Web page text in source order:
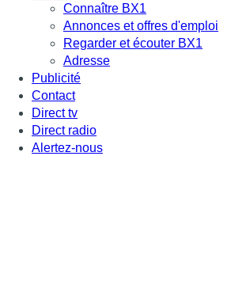
Connaître BX1
Annonces et offres d'emploi
Regarder et écouter BX1
Adresse
Publicité
Contact
Direct tv
Direct radio
Alertez-nous